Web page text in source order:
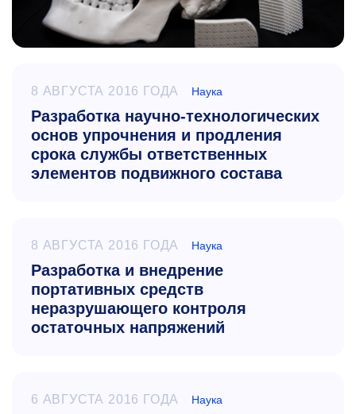
8 АВГУСТА 2016 ГОДА Наука
Разработка научно-технологических
основ упрочнения и продления
срока службы ответственных
элементов подвижного состава
8 АВГУСТА 2016 ГОДА Наука
Разработка и внедрение
портативных средств
неразрушающего контроля
остаточных напряжений
6 АВГУСТА 2016 ГОДА Наука